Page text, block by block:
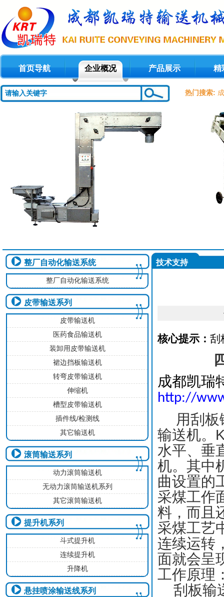
首页导航 企业概况 产品展示 精
热门搜索:
整厂自动化输送系统
整厂自动化输送系统
皮带输送系列
皮带输送机
医药食品输送机
装卸用皮带输送机
裙边挡板输送机
转弯皮带输送机
伸缩机
槽型皮带输送机
插件线/检测线
其它输送机
滚筒输送系列
动力滚筒输送机
无动力滚筒输送机系列
其它滚筒输送机
提升机系列
斗式提升机
连续提升机
升降机
悬挂喷涂输送线系列
技术支持
核心提示： 刮
成都凯瑞
http://
用刮
输送机。
水平、垂
机。其中
曲设置的
采煤工作
料，而且
采煤工艺
连续运转
面就会呈
工作原理
刮板输